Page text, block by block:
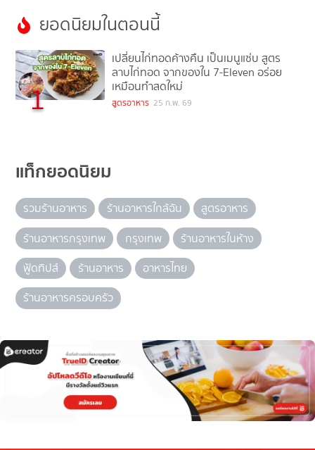
ยอดนิยมในตอนนี้
1
เปลี่ยนไก่ทอดค้างคืน เป็นเมนูแซ่บ สูตร
ลาบไก่ทอด จากของใน 7-Eleven อร่อย
เหมือนทำสดใหม่
สูตรอาหาร 25 ก.พ. 69
แท็กยอดนิยม
รวมร้านอาหาร ร้านอาหารใกล้ฉัน
สูตรอาหาร
ร้านอาหารกรุงเทพ
กรุงเทพ
ร้านอาหารในห้าง
ฟู้ดทิปส์
ร้านอาหาร
อาหารไทย
ร้านอาหารครอบครัว